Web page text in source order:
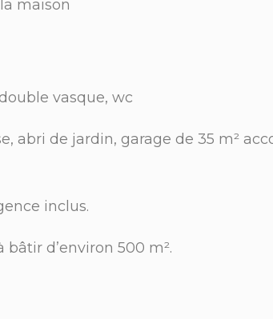
maison
vasque, wc
abri de jardin, garage de 35 m²
inclus.
d’environ 500 m².